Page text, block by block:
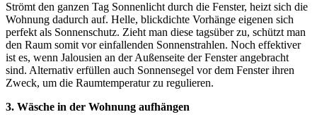
Strömt den ganzen Tag Sonnenlicht durch die Fenster, heizt sich die
Wohnung dadurch auf. Helle, blickdichte Vorhänge eigenen sich
perfekt als Sonnenschutz. Zieht man diese tagsüber zu, schützt man
den Raum somit vor einfallenden Sonnenstrahlen. Noch effektiver
ist es, wenn Jalousien an der Außenseite der Fenster angebracht
sind. Alternativ erfüllen auch Sonnensegel vor dem Fenster ihren
Zweck, um die Raumtemperatur zu regulieren.
3. Wäsche in der Wohnung aufhängen